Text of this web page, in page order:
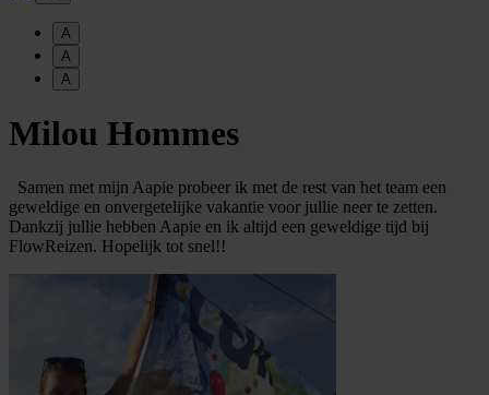
A
A
A
Milou Hommes
Samen met mijn Aapie probeer ik met de rest van het team een
geweldige en onvergetelijke vakantie voor jullie neer te zetten.
Dankzij jullie hebben Aapie en ik altijd een geweldige tijd bij
FlowReizen. Hopelijk tot snel!!